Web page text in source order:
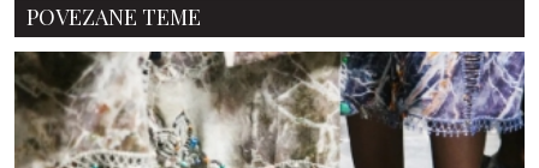
POVEZANE TEME